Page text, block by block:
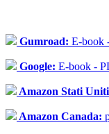
Gumroad: E-book
Google: E-book -
Amazon Stati
Amazon Canada: